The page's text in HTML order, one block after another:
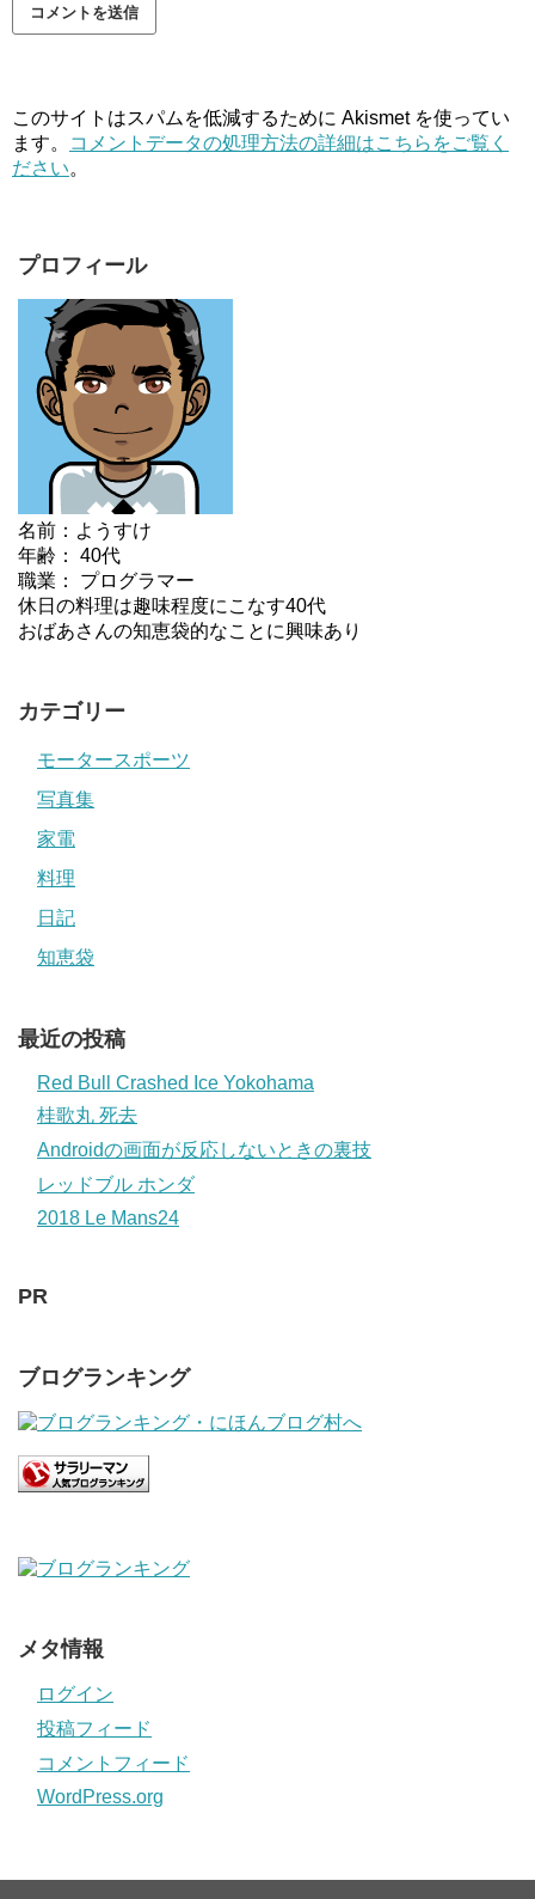
このサイトはスパムを低減するために Akismet を使ってい
ます。
コメントデータの処理方法の詳細はこちらをご覧く
ださい。
プロフィール
名前：ようすけ
年齢： 40代
職業： プログラマー
休日の料理は趣味程度にこなす40代
おばあさんの知恵袋的なことに興味あり
カテゴリー
モータースポーツ
写真集
家電
料理
日記
知恵袋
最近の投稿
Red Bull Crashed Ice Yokohama
桂歌丸 死去
Androidの画面が反応しないときの裏技
レッドブル ホンダ
2018 Le Mans24
PR
ブログランキング
メタ情報
ログイン
投稿フィード
コメントフィード
WordPress.org